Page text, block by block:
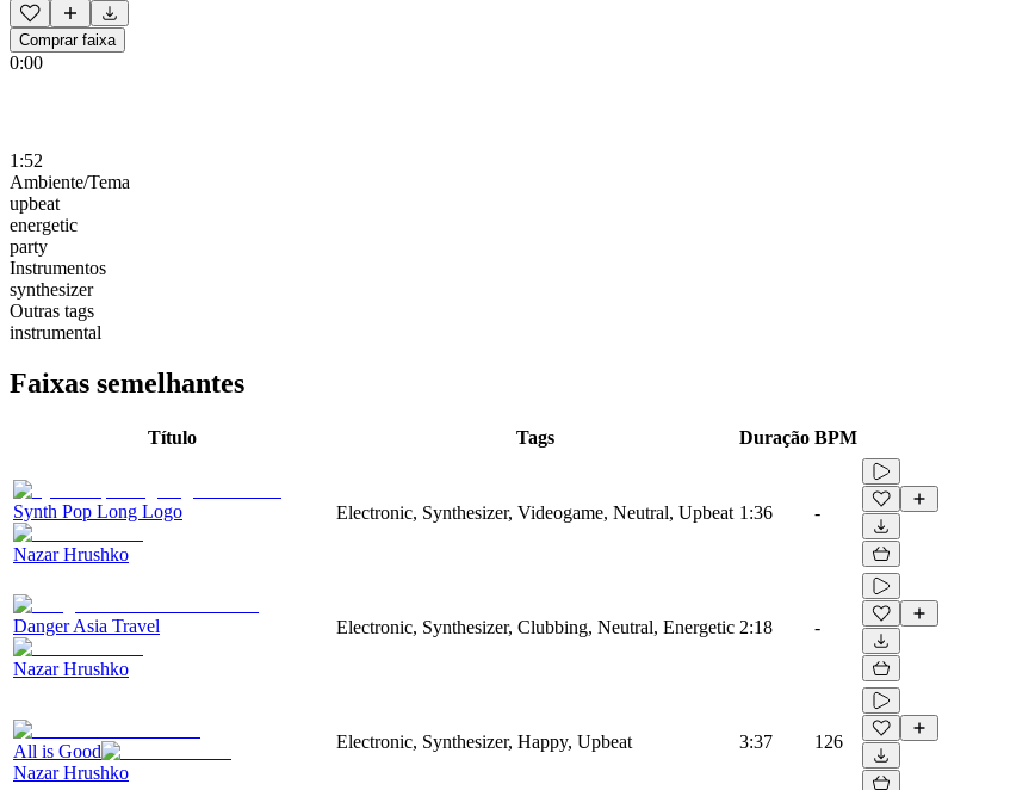
Comprar faixa
0:00
1:52
Ambiente/Tema
upbeat
energetic
party
Instrumentos
synthesizer
Outras tags
instrumental
Faixas semelhantes
Título Tags Duração BPM
Synth Pop Long Logo
Nazar Hrushko
Electronic, Synthesizer, Videogame, Neutral, Upbeat 1:36 -
Danger Asia Travel
Nazar Hrushko
Electronic, Synthesizer, Clubbing, Neutral, Energetic 2:18 -
All is Good
Nazar Hrushko
Electronic, Synthesizer, Happy, Upbeat 3:37 126